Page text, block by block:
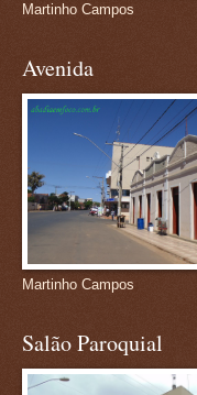
Martinho Campos
Avenida
Martinho Campos
Salão Paroquial